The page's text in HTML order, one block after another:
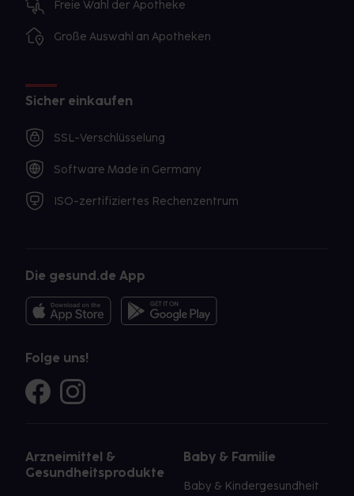
Freie Wahl der Apotheke
Große Auswahl an Apotheken
Sicher einkaufen
SSL-Verschlüsselung
Software Made in Germany
ISO-zertifiziertes Rechenzentrum
Die gesund.de App
Folge uns!
Arzneimittel &
Gesundheitsprodukte
Baby & Familie
Baby & Kindergesundheit